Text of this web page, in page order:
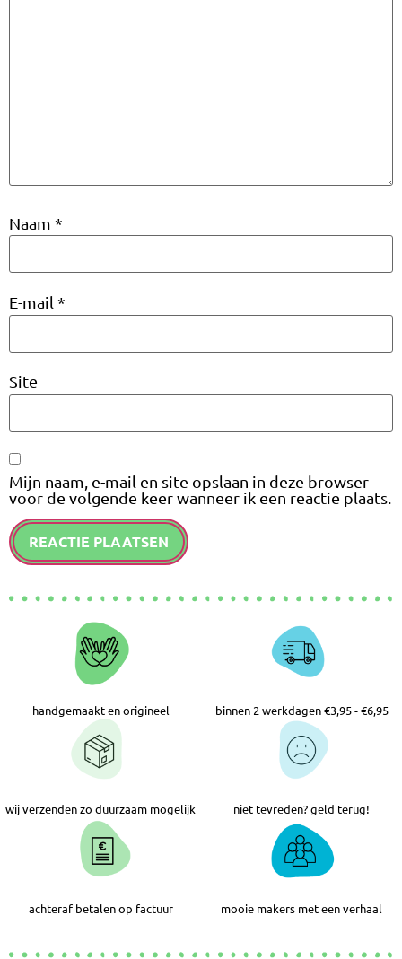
Naam *
E-mail *
Site
Mijn naam, e-mail en site opslaan in deze browser
voor de volgende keer wanneer ik een reactie plaats.
handgemaakt en origineel binnen 2 werkdagen €3,95 - €6,95
wij verzenden zo duurzaam mogelijk niet tevreden? geld terug!
achteraf betalen op factuur mooie makers met een verhaal